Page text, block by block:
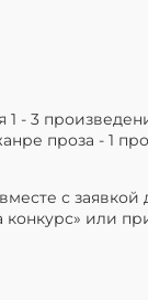
1 - 3
проза - 1
с заявкой
конкурс» или